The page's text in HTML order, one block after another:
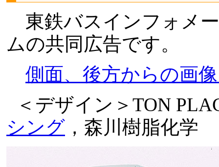
東鉄バスインフォメ
ムの共同広告です。
側面、後方からの画
＜デザイン＞TON
シング ，森川樹脂化学